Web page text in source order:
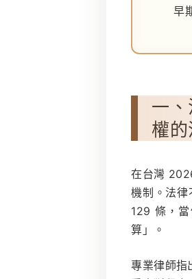
早
一
權的
在台灣
機制。法律
129 條 ，
算」。
專業律師指